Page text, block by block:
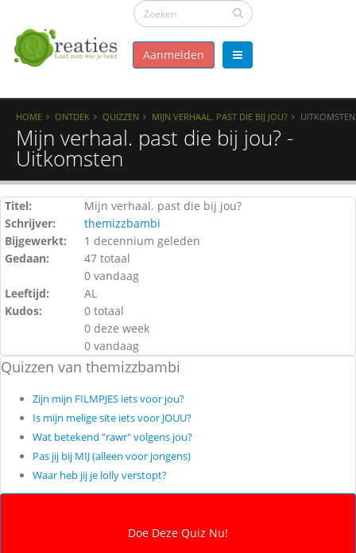
Aanmelden
HOME ONTDEK QUIZZEN MIJN VERHAAL. PAST DIE BIJ JOU? UITKOMSTEN
Mijn verhaal. past die bij jou? -
Uitkomsten
Titel:
Mijn verhaal. past die bij jou?
Schrijver:
themizzbambi
Bijgewerkt:
1 decennium geleden
Gedaan:
47 totaal
0 vandaag
Leeftijd:
AL
Kudos:
0 totaal
0 deze week
0 vandaag
Quizzen van themizzbambi
Zijn mijn FILMPJES iets voor jou?
Is mijn melige site iets voor JOUU?
Wat betekend "rawr" volgens jou?
Pas jij bij MIJ (alleen voor jongens)
Waar heb jij je lolly verstopt?